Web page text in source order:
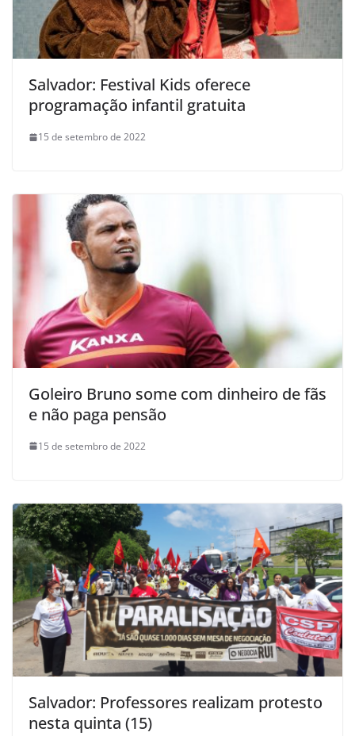
Salvador: Festival Kids oferece
programação infantil gratuita
15 de setembro de 2022
Goleiro Bruno some com dinheiro de fãs
e não paga pensão
15 de setembro de 2022
Salvador: Professores realizam protesto
nesta quinta (15)